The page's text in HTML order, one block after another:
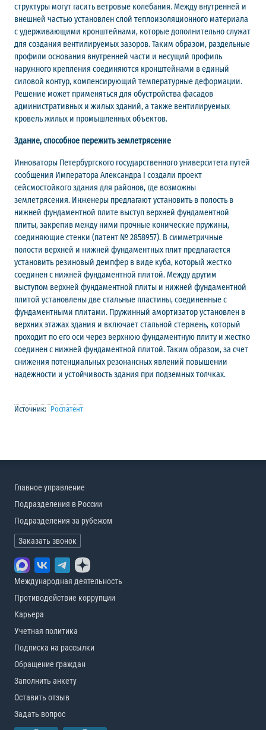
структуры могут гасить ветровые колебания. Между внутренней и
внешней частью установлен слой теплоизоляционного материала
с удерживающими кронштейнами, которые дополнительно служат
для создания вентилируемых зазоров. Таким образом, раздельные
профили основания внутренней части и несущий профиль
наружного крепления соединяются кронштейнами в единый
силовой контур, компенсирующий температурные деформации.
Решение может применяться для обустройства фасадов
административных и жилых зданий, а также вентилируемых
кровель жилых и промышленных объектов.
Здание, способное пережить землетрясение
Инноваторы Петербургского государственного университета путей
сообщения Императора Александра I создали проект
сейсмостойкого здания для районов, где возможны
землетрясения. Инженеры предлагают установить в полость в
нижней фундаментной плите выступ верхней фундаментной
плиты, закрепив между ними прочные конические пружины,
соединяющие стенки (патент № 2858957). В симметричные
полости верхней и нижней фундаментных плит предлагается
установить резиновый демпфер в виде куба, который жестко
соединен с нижней фундаментной плитой. Между другим
выступом верхней фундаментной плиты и нижней фундаментной
плитой установлены две стальные пластины, соединенные с
фундаментными плитами. Пружинный амортизатор установлен в
верхних этажах здания и включает стальной стержень, который
проходит по его оси через верхнюю фундаментную плиту и жестко
соединен с нижней фундаментной плитой. Таким образом, за счет
снижения потенциальных резонансных явлений повышении
надежности и устойчивость здания при подземных толчках.
Источник: Роспатент
Главное управление
Подразделения в России
Подразделения за рубежом
Заказать звонок
Международная деятельность
Противодействие коррупции
Карьера
Учетная политика
Подписка на рассылки
Обращение граждан
Заполнить анкету
Оставить отзыв
Задать вопрос